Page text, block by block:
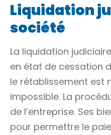
Liquidation
société
La liquidation
en état de cessation
le rétablissement est
impossible. La
de l’entreprise. Ses
pour permettre le